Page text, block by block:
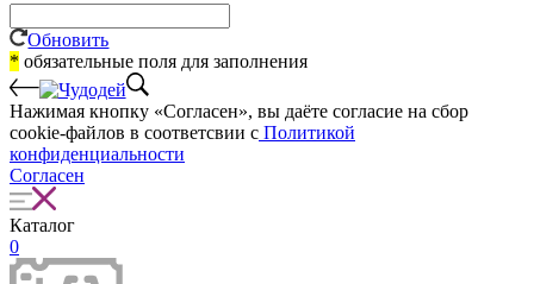
Обновить
* обязательные поля для заполнения
Нажимая кнопку «Согласен», вы даёте cогласие на сбор
cookie-файлов в соответсвии с Политикой
конфиденциальности
Согласен
Каталог
0